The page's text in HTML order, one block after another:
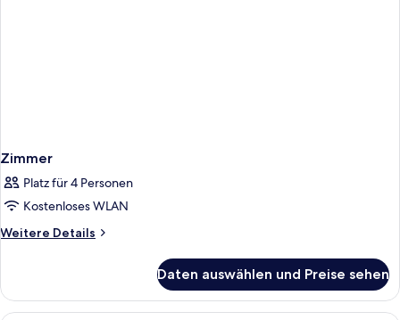
Zimmer
Platz für 4 Personen
Kostenloses WLAN
Weitere Details
Weitere
Daten auswählen und Preise sehen